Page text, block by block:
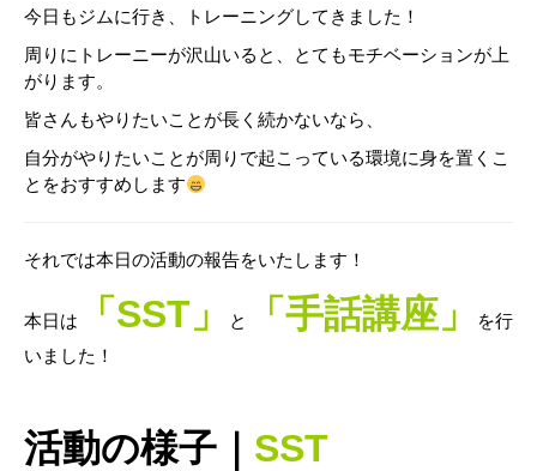
今日もジムに行き、トレーニングしてきました！
周りにトレーニーが沢山いると、とてもモチベーションが上
がります。
皆さんもやりたいことが長く続かないなら、
自分がやりたいことが周りで起こっている環境に身を置くこ
とをおすすめします
それでは本日の活動の報告をいたします！
本日は 「SST」 と 「手話講座」
を行
いました！
活動の様子｜ SST